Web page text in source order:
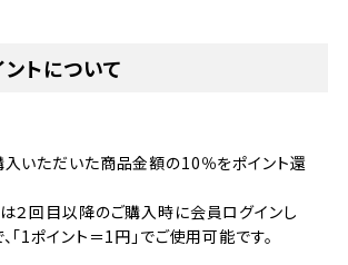
トについて
入いただいた商品金額の10％をポイント還
は２回目以降のご購入時に会員ログインし
「1ポイント＝1円」でご使用可能です。